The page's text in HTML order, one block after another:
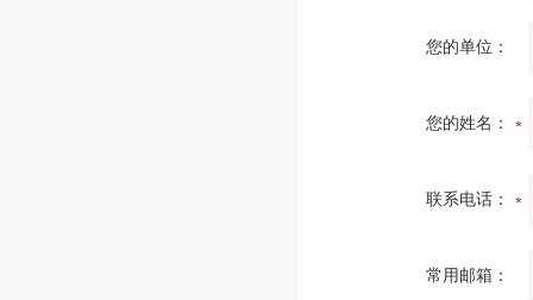
您的单位：
您的姓名：
联系电话：
常用邮箱：